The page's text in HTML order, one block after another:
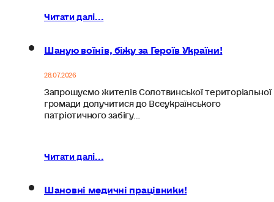
Читати далі...
Шаную воїнів, біжу за Героїв України!
28.07.2026
Запрошуємо жителів Солотвинської територіальної
громади долучитися до Всеукраїнського
патріотичного забігу…
Читати далі...
Шановні медичні працівники!